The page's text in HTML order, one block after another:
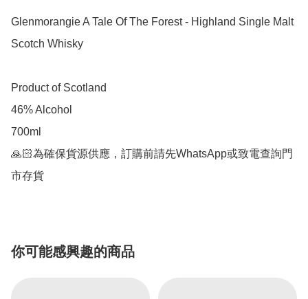
Glenmorangie A Tale Of The Forest - Highland Single Malt
Scotch Whisky
Product of Scotland
46% Alcohol
700ml
🙏🏻為確保貨源供應，訂購前請先WhatsApp或致電查詢門
市存貨
你可能感興趣的商品